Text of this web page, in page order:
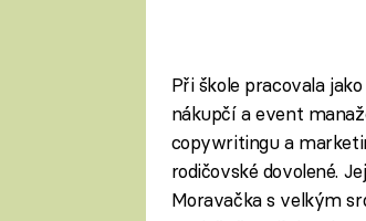
Při škole pracovala
nákupčí a event
copywritingu a
rodičovské dovolené.
Moravačka s velkým